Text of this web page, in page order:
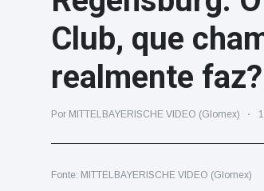
Viagens & Aventura
(77)
Notícias mais recentes
A 'fuga' de
mágico faz a
16 July 190 Vistas
Club, que
realmente faz?
Por MITTELBAYERISCHE VIDEO (Glomex)
Fonte: MITTELBAYERISCHE VIDEO (Glomex)